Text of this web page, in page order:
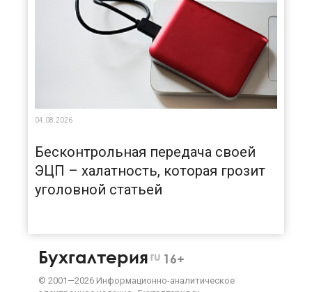
04.08.2026
Бесконтрольная передача своей
ЭЦП – халатность, которая грозит
уголовной статьей
Бухгалтерия ru 16+
© 2001—2026 Информационно-аналитическое